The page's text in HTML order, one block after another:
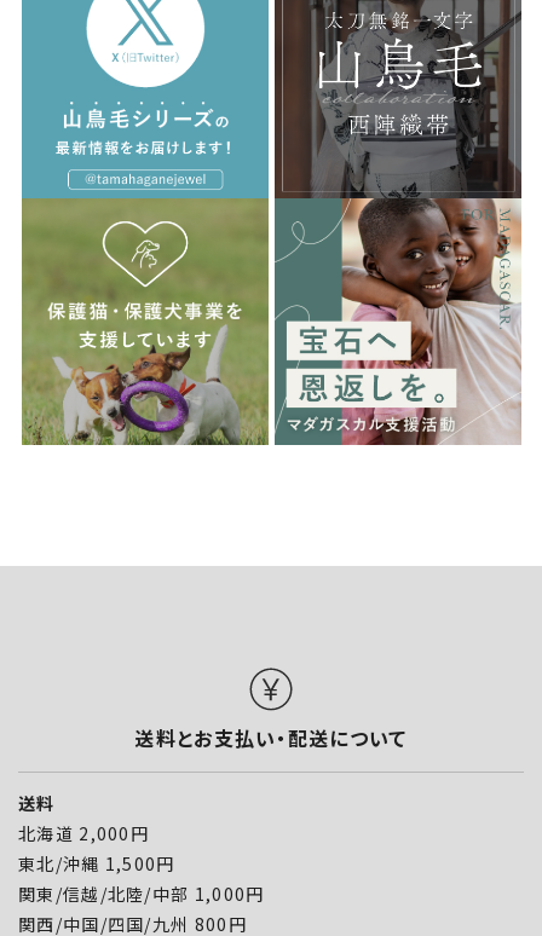
送料とお支払い・配送について
送料
北海道 2,000円
東北/沖縄 1,500円
関東/信越/北陸/中部 1,000円
関西/中国/四国/九州 800円